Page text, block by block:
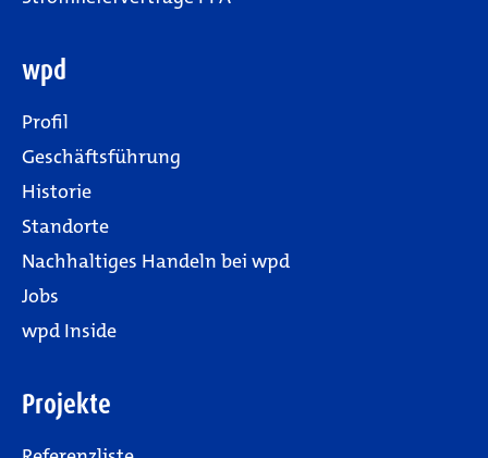
wpd
Profil
Geschäftsführung
Historie
Standorte
Nachhaltiges Handeln bei wpd
Jobs
wpd Inside
Projekte